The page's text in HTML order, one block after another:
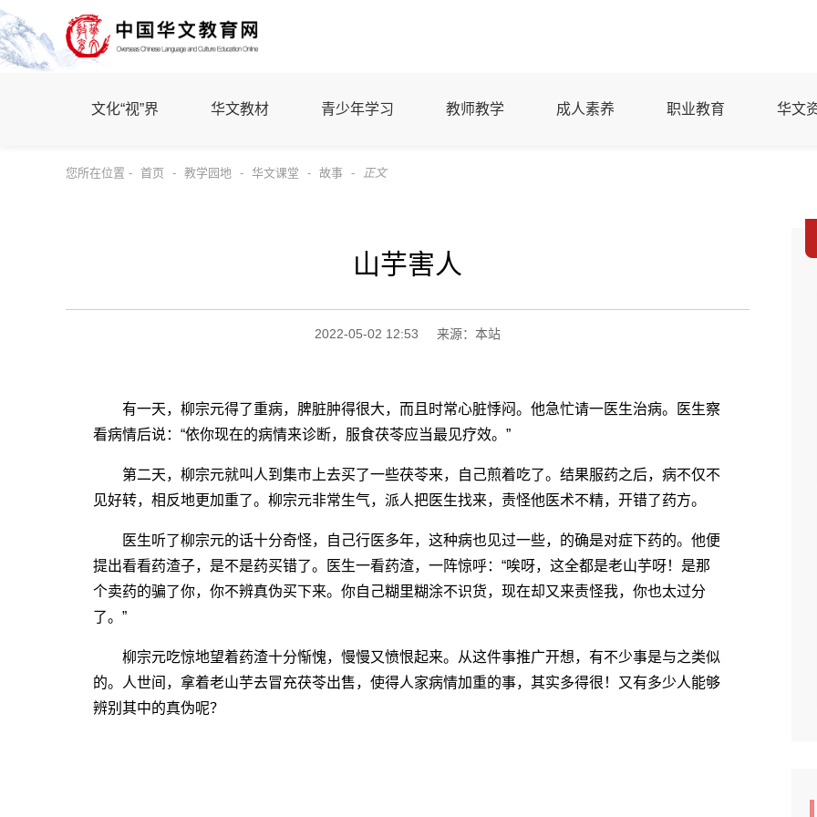
文化“视”界 华文教材 青少年学习 教师教学 成人素养 职业教育 华文
您所在位置 - 首页 - 教学园地 - 华文课堂 - 故事 - 正文
山芋害人
2022-05-02 12:53 来源：本站
有一天，柳宗元得了重病，脾脏肿得很大，而且时常心脏悸闷。他急忙请一医生治病。医生察
看病情后说：“依你现在的病情来诊断，服食茯苓应当最见疗效。”
第二天，柳宗元就叫人到集市上去买了一些茯苓来，自己煎着吃了。结果服药之后，病不仅不
见好转，相反地更加重了。柳宗元非常生气，派人把医生找来，责怪他医术不精，开错了药方。
医生听了柳宗元的话十分奇怪，自己行医多年，这种病也见过一些，的确是对症下药的。他便
提出看看药渣子，是不是药买错了。医生一看药渣，一阵惊呼：“唉呀，这全都是老山芋呀！是那
个卖药的骗了你，你不辨真伪买下来。你自己糊里糊涂不识货，现在却又来责怪我，你也太过分
了。”
柳宗元吃惊地望着药渣十分惭愧，慢慢又愤恨起来。从这件事推广开想，有不少事是与之类似
的。人世间，拿着老山芋去冒充茯苓出售，使得人家病情加重的事，其实多得很！又有多少人能够
辨别其中的真伪呢？